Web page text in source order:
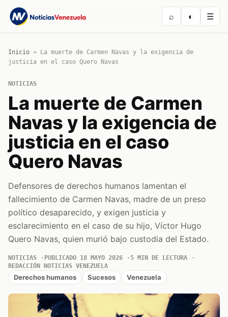
⌕ ◐ ☰
Inicio »
La muerte de Carmen Navas y la exigencia de
justicia en el caso Quero Navas
NOTICIAS
La muerte de Carmen
Navas y la exigencia de
justicia en el caso
Quero Navas
Defensores de derechos humanos lamentan el
fallecimiento de Carmen Navas, madre de un preso
político desaparecido, y exigen justicia y
esclarecimiento en el caso de su hijo, Víctor Hugo
Quero Navas, quien murió bajo custodia del Estado.
NOTICIAS PUBLICADO 18 MAYO 2026
5 MIN DE LECTURA
REDACCIÓN NOTICIAS VENEZUELA
Derechos humanos Sucesos Venezuela